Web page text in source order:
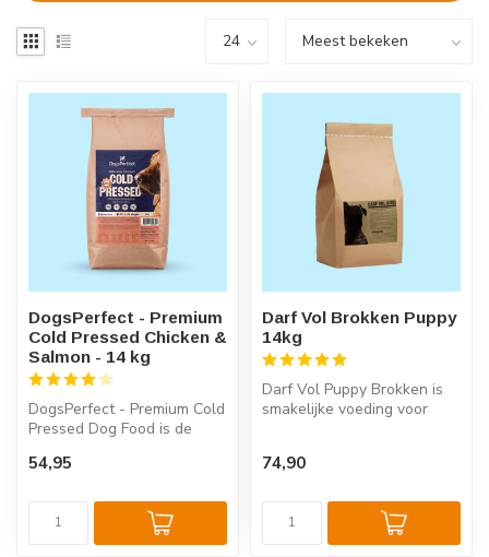
DogsPerfect - Premium
Cold Pressed Chicken &
Salmon - 14 kg
DogsPerfect - Premium Cold
Pressed Dog Food is de
honden v...
54,95
Darf Vol Brokken Puppy
14kg
Darf Vol Puppy Brokken is
smakelijke voeding voor
74,90